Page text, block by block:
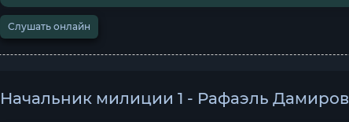
Слушать онлайн
Начальник милиции 1 - Рафаэль Дамиров